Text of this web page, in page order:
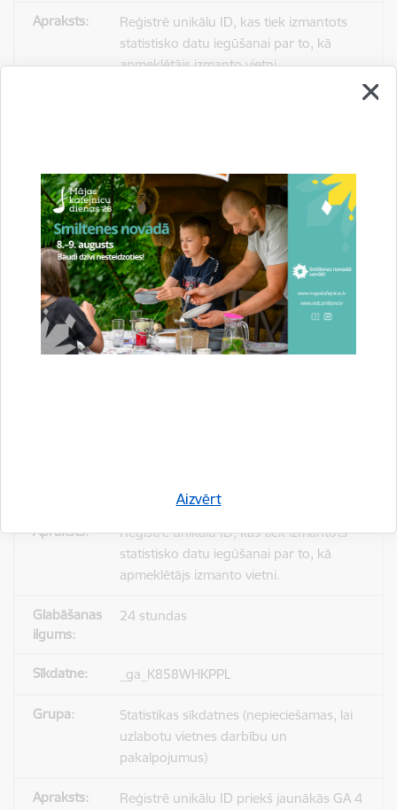
Aizvērt
Reģistrē unikālu ID, kas tiek izmantots
statistisko datu iegūšanai par to, kā
apmeklētājs izmanto vietni.
Statistikas sīkdatnes (nepieciešamas, lai
uzlabotu vietnes darbību un
pakalpojumus)
Izmanto Google Analytics, lai samazinātu
pieprasījuma līmeni.
1 minūte
pakalpojumus)
Reģistrē unikālu ID, kas tiek izmantots
statistisko datu iegūšanai par to, kā
apmeklētājs izmanto vietni.
24 stundas
_ga_K858WHKPPL
Statistikas sīkdatnes (nepieciešamas, lai
uzlabotu vietnes darbību un
pakalpojumus)
Reģistrē unikālu ID priekš jaunākās GA 4